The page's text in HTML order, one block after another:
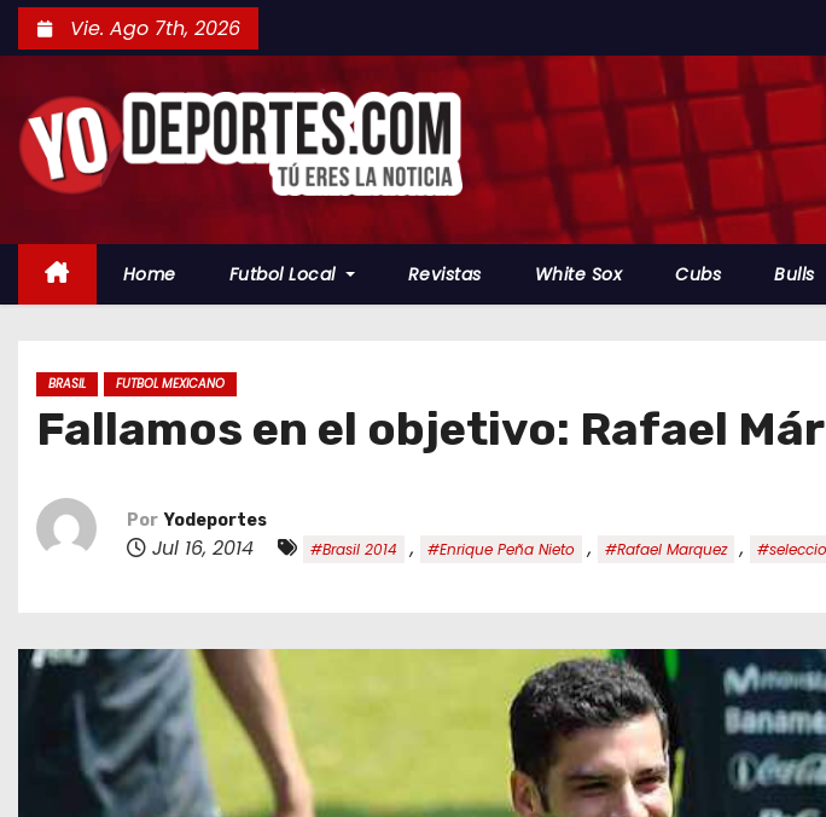
a
l
Vie. Ago 7th, 2026
Home Futbol Local Revistas White Sox Cubs Bulls
BRASIL FUTBOL MEXICANO
Fallamos en el objetivo: Rafael
Por Yodeportes
Jul 16, 2014 #Brasil 2014 , #Enrique Peña Nieto , #Rafael Marquez ,